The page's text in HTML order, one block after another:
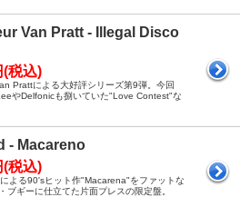
Van Pratt - Illegal Disco
(税込)
Prattによる大好評シリーズ第9弾。今回
やDelfonicも捌いていた"Love Contest"な
- Macareno
(税込)
よる90'sヒット作"Macarena"をファットな
ブギーに仕立てた片面プレスの限定盤。